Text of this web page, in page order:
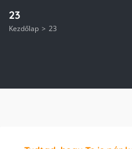
23
Kezdőlap 23